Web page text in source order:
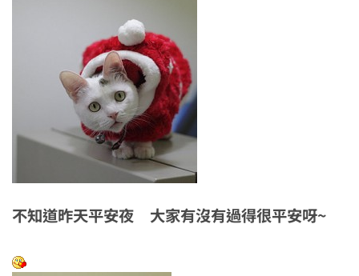
不知道昨天平安夜 大家有沒有過得很平安呀~